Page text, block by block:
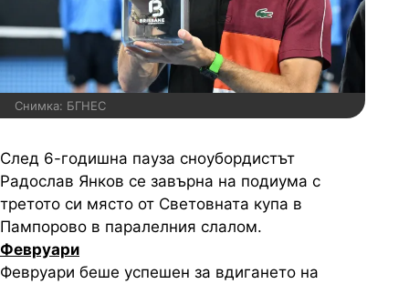
Снимка: БГНЕС
След 6-годишна пауза сноубордистът
Радослав Янков се завърна на подиума с
третото си място от Световната купа в
Пампорово в паралелния слалом.
Февруари
Февруари беше успешен за вдигането на